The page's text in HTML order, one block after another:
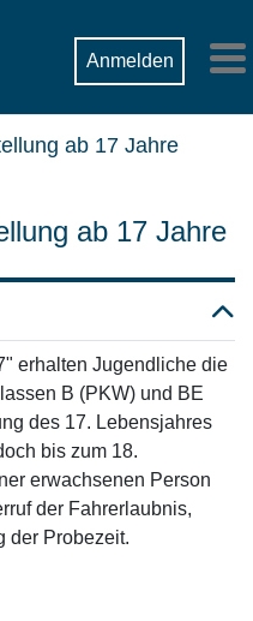
Anmelden
ab 17 Jahre
ab 17 Jahre
erhalten Jugendliche die
B (PKW) und BE
des 17. Lebensjahres
bis zum 18.
erwachsenen Person
der Fahrerlaubnis,
der Probezeit.